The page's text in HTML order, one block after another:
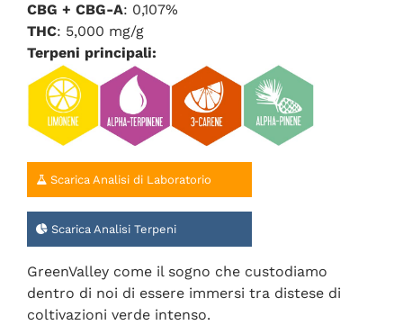
CBG + CBG-A: 0,107%
THC: 5,000 mg/g
Terpeni principali:
Scarica Analisi di Laboratorio
Scarica Analisi Terpeni
GreenValley come il sogno che custodiamo
dentro di noi di essere immersi tra distese di
coltivazioni verde intenso.